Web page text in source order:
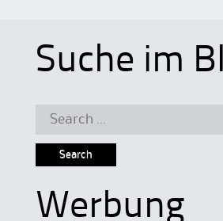
Suche im
Search
Werbung